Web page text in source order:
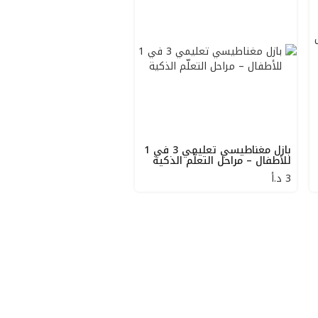
بازل مغناطيسي تعليمي 3 في 1
للأطفال – مراحل التعلّم الذكية
3 د.أ